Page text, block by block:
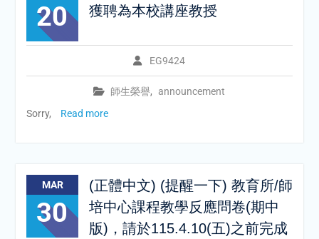
20
獲聘為本校講座教授
EG9424
師生榮譽, announcement
Sorry,
Read more
MAR
30
(正體中文) (提醒一下) 教育所/師
培中心課程教學反應問卷(期中
版)，請於115.4.10(五)之前完成